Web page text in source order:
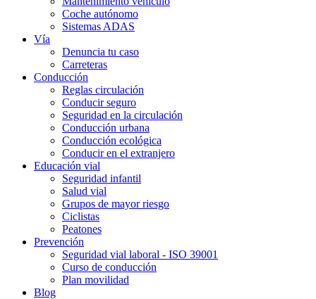
Coche autónomo
Sistemas ADAS
Vía
Denuncia tu caso
Carreteras
Conducción
Reglas circulación
Conducir seguro
Seguridad en la circulación
Conducción urbana
Conducción ecológica
Conducir en el extranjero
Educación vial
Seguridad infantil
Salud vial
Grupos de mayor riesgo
Ciclistas
Peatones
Prevención
Seguridad vial laboral - ISO 39001
Curso de conducción
Plan movilidad
Blog